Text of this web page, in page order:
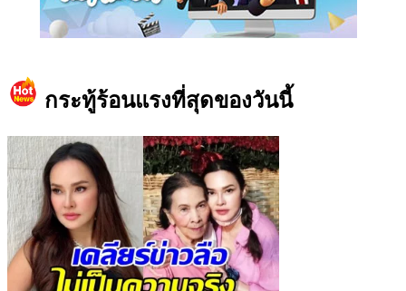
กระทู้ร้อนแรงที่สุดของวันนี้